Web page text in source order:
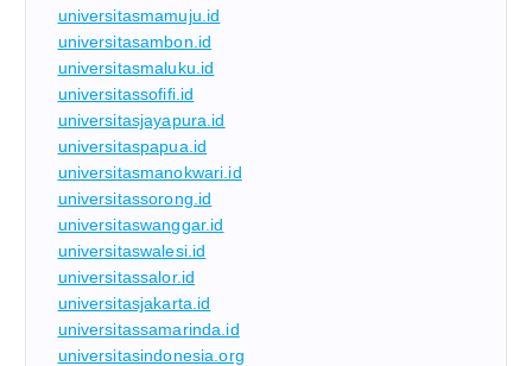
universitasmamuju.id
universitasambon.id
universitasmaluku.id
universitassofifi.id
universitasjayapura.id
universitaspapua.id
universitasmanokwari.id
universitassorong.id
universitaswanggar.id
universitaswalesi.id
universitassalor.id
universitasjakarta.id
universitassamarinda.id
universitasindonesia.org